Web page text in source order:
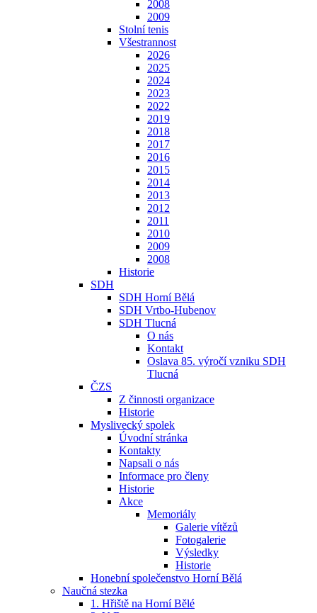
2008
2009
Stolní tenis
Všestrannost
2026
2025
2024
2023
2022
2019
2018
2017
2016
2015
2014
2013
2012
2011
2010
2009
2008
Historie
SDH
SDH Horní Bělá
SDH Vrtbo-Hubenov
SDH Tlucná
O nás
Kontakt
Oslava 85. výročí vzniku SDH
Tlucná
ČZS
Z činnosti organizace
Historie
Myslivecký spolek
Úvodní stránka
Kontakty
Napsali o nás
Informace pro členy
Historie
Akce
Memoriály
Galerie vítězů
Fotogalerie
Výsledky
Historie
Honební společenstvo Horní Bělá
Naučná stezka
1. Hřiště na Horní Bělé